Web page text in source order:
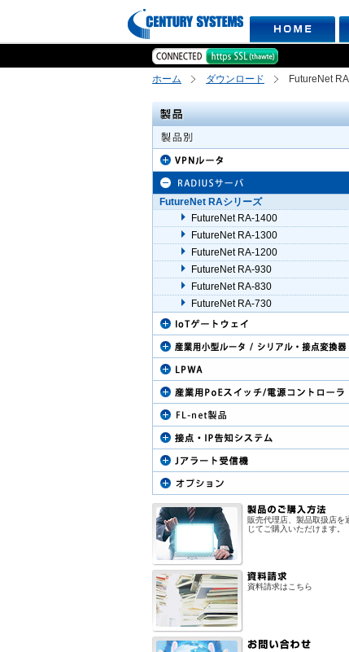
ホーム ダウンロード FutureNet
FutureNet RAシリーズ
FutureNet RA-1400
FutureNet RA-1300
FutureNet RA-1200
FutureNet RA-930
FutureNet RA-830
FutureNet RA-730
販売代理店、製品取扱店を
じてご購入いただけます。
資料請求はこちら